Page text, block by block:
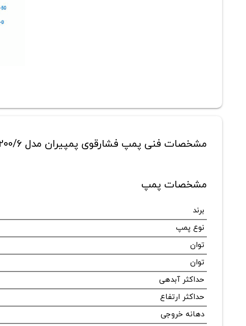
مشخصات فنی پمپ فشارقوی پمپیران مدل MC 200/۶
مشخصات پمپ
برند
نوع پمپ
توان
توان
حداکثر آبدهی
حداکثر ارتفاع
دهانه خروجی